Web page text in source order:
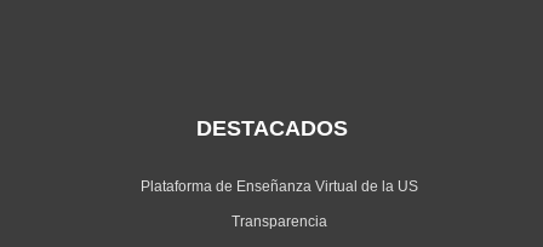
DESTACADOS
Plataforma de Enseñanza Virtual de la US
Transparencia